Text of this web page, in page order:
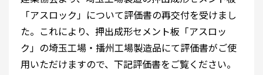
「アスロック」について評価書の再交付を受けまし
た。これにより、押出成形セメント板「アスロッ
ク」の埼玉工場・播州工場製造品にて評価書がご使
用いただけますので、下記評価書をご覧ください。